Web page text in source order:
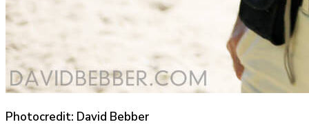
Photocredit: David Bebber